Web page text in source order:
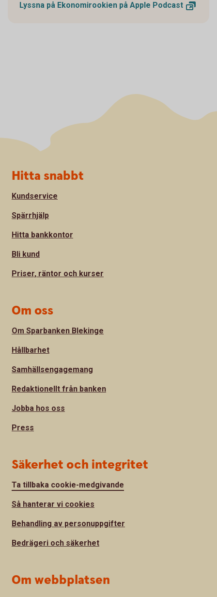
Lyssna på Ekonomirookien på Apple Podcast
Sidfot
Hitta snabbt
Kundservice
Spärrhjälp
Hitta bankkontor
Bli kund
Priser, räntor och kurser
Om oss
Om Sparbanken Blekinge
Hållbarhet
Samhällsengagemang
Redaktionellt från banken
Jobba hos oss
Press
Säkerhet och integritet
Ta tillbaka cookie-medgivande
Så hanterar vi cookies
Behandling av personuppgifter
Bedrägeri och säkerhet
Om webbplatsen